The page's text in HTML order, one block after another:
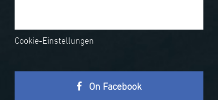
Cookie-Einstellungen
On Facebook